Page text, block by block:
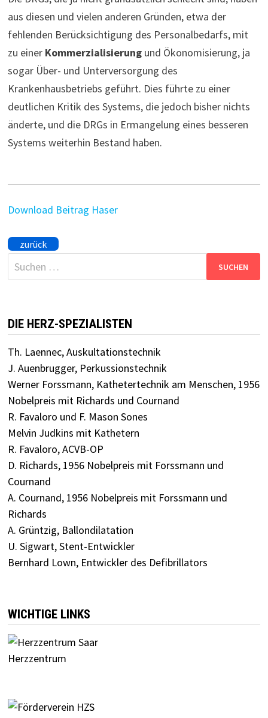
aus diesen und vielen anderen Gründen, etwa der
fehlenden Berücksichtigung des Personalbedarfs, mit
zu einer Kommerzialisierungund Ökonomisierung, ja
sogar Über- und Unterversorgung des
Krankenhausbetriebs geführt. Dies führte zu einer
deutlichen Kritik des Systems, die jedoch bisher nichts
änderte, und die DRGs in Ermangelung eines besseren
Systems weiterhin Bestand haben.
Download Beitrag Haser
zurück
Suchen
nach:
DIE HERZ-SPEZIALISTEN
Th. Laennec, Auskultationstechnik
J. Auenbrugger, Perkussionstechnik
Werner Forssmann, Kathetertechnik am Menschen, 1956
Nobelpreis mit Richards und Cournand
R. Favaloro und F. Mason Sones
Melvin Judkins mit Kathetern
R. Favaloro, ACVB-OP
D. Richards, 1956 Nobelpreis mit Forssmann und
Cournand
A. Cournand, 1956 Nobelpreis mit Forssmann und
Richards
A. Grüntzig, Ballondilatation
U. Sigwart, Stent-Entwickler
Bernhard Lown, Entwickler des Defibrillators
WICHTIGE LINKS
Herzzentrum